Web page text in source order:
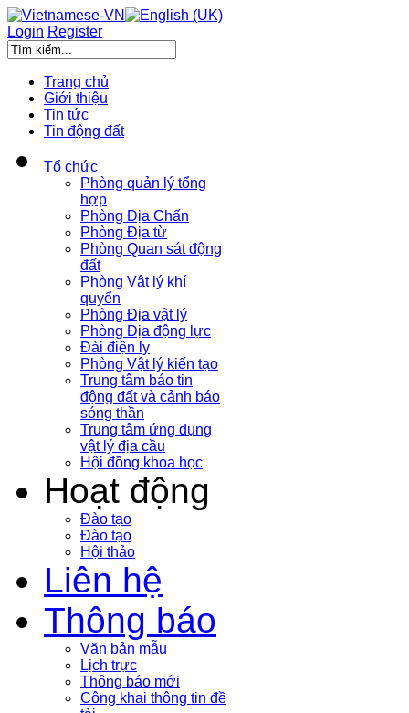
Login Register
Trang chủ
Giới thiệu
Tin tức
Tin động đất
Tổ chức
Phòng quản lý tổng
hợp
Phòng Địa Chấn
Phòng Địa từ
Phòng Quan sát động
đất
Phòng Vật lý khí
quyển
Phòng Địa vật lý
Phòng Địa động lực
Đài điện ly
Phòng Vật lý kiến tạo
Trung tâm báo tin
động đất và cảnh báo
sóng thần
Trung tâm ứng dụng
vật lý địa cầu
Hội đồng khoa học
Hoạt động
Đào tạo
Đào tạo
Hội thảo
Liên hệ
Thông báo
Văn bản mẫu
Lịch trực
Thông báo mới
Công khai thông tin đề